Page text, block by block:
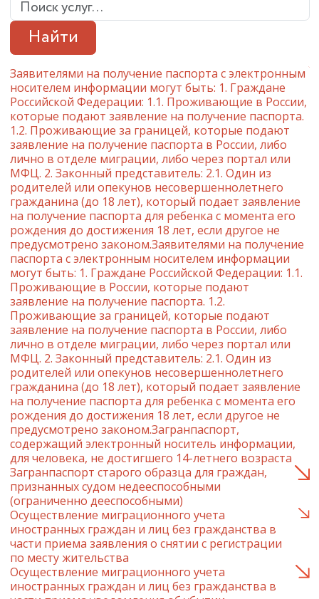
Найти
Заявителями на получение паспорта с электронным
носителем информации могут быть: 1. Граждане
Российской Федерации: 1.1. Проживающие в России,
которые подают заявление на получение паспорта.
1.2. Проживающие за границей, которые подают
заявление на получение паспорта в России, либо
лично в отделе миграции, либо через портал или
МФЦ. 2. Законный представитель: 2.1. Один из
родителей или опекунов несовершеннолетнего
гражданина (до 18 лет), который подает заявление
на получение паспорта для ребенка с момента его
рождения до достижения 18 лет, если другое не
предусмотрено законом.Заявителями на получение
паспорта с электронным носителем информации
могут быть: 1. Граждане Российской Федерации: 1.1.
Проживающие в России, которые подают
заявление на получение паспорта. 1.2.
Проживающие за границей, которые подают
заявление на получение паспорта в России, либо
лично в отделе миграции, либо через портал или
МФЦ. 2. Законный представитель: 2.1. Один из
родителей или опекунов несовершеннолетнего
гражданина (до 18 лет), который подает заявление
на получение паспорта для ребенка с момента его
рождения до достижения 18 лет, если другое не
предусмотрено законом.Загранпаспорт,
содержащий электронный носитель информации,
для человека, не достигшего 14-летнего возраста
Загранпаспорт старого образца для граждан,
признанных судом недееспособными
(ограниченно дееспособными)
Осуществление миграционного учета
иностранных граждан и лиц без гражданства в
части приема заявления о снятии с регистрации
по месту жительства
Осуществление миграционного учета
иностранных граждан и лиц без гражданства в